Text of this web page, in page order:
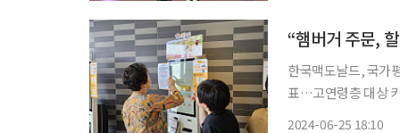
한국맥도날드, 국가
표…고연령층 대상 키오스크 사용
2024-06-25 18:10